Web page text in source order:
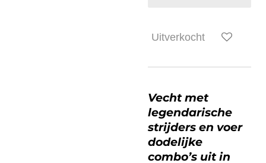
Uitverkocht
Vecht met
legendarische
strijders en voer
dodelijke
combo’s uit in